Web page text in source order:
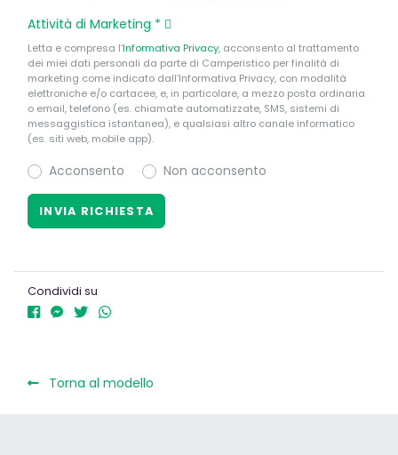
Attività di Marketing *
Letta e compresa l’Informativa Privacy, acconsento al trattamento
dei miei dati personali da parte di Camperistico per finalità di
marketing come indicato dall’Informativa Privacy, con modalità
elettroniche e/o cartacee, e, in particolare, a mezzo posta ordinaria
o email, telefono (es. chiamate automatizzate, SMS, sistemi di
messaggistica istantanea), e qualsiasi altro canale informatico
(es. siti web, mobile app).
Acconsento Non acconsento
Condividi su
Torna al modello